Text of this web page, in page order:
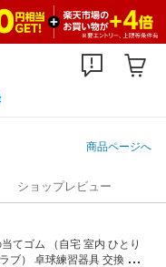
商品ページへ
ショップレビュー
てゴム （自宅 室内 ひとり
ブ） 卓球練習器具 交換 部品